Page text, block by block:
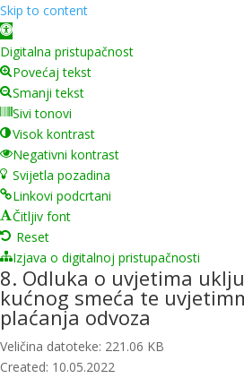
Skip to content
Open toolbar
Digitalna pristupačnost
Povećaj tekst
Smanji tekst
Sivi tonovi
Visok kontrast
Negativni kontrast
Svijetla pozadina
Linkovi podcrtani
Čitljiv font
Reset
Izjava o digitalnoj pristupačnosti
8. Odluka o uvjetima
kućnog smeća te
plaćanja odvoza
Veličina datoteke: 221.06 KB
Created: 10.05.2022